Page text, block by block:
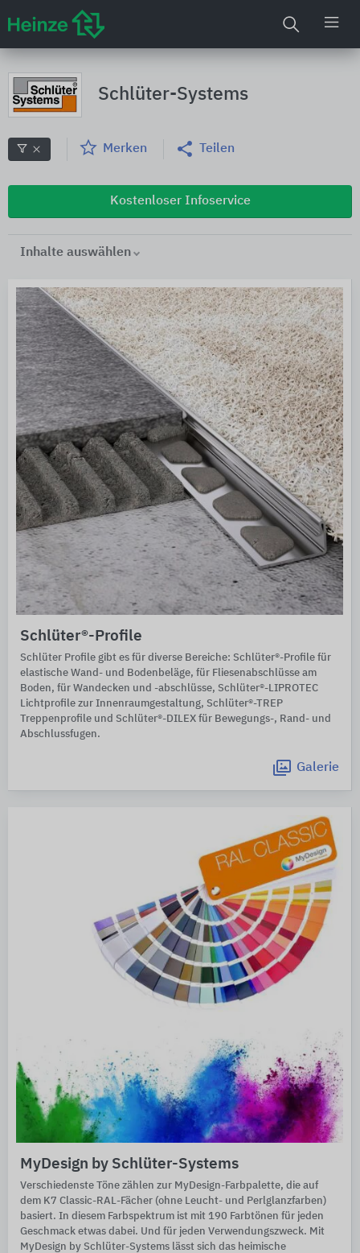
Schlüter-Systems
Merken Teilen
Kostenloser Infoservice
Inhalte auswählen
Schlüter®-Profile
Schlüter Profile gibt es für diverse Bereiche: Schlüter®-Profile für
elastische Wand- und Bodenbeläge, für Fliesenabschlüsse am
Boden, für Wandecken und -abschlüsse, Schlüter®-LIPROTEC
Lichtprofile zur Innenraumgestaltung, Schlüter®-TREP
Treppenprofile und Schlüter®-DILEX für Bewegungs-, Rand- und
Abschlussfugen.
Galerie
MyDesign by Schlüter-Systems
Verschiedenste Töne zählen zur MyDesign-Farbpalette, die auf
dem K7 Classic-RAL-Fächer (ohne Leucht- und Perlglanzfarben)
basiert. In diesem Farbspektrum ist mit 190 Farbtönen für jeden
Geschmack etwas dabei. Und für jeden Verwendungszweck. Mit
MyDesign by Schlüter-Systems lässt sich das heimische